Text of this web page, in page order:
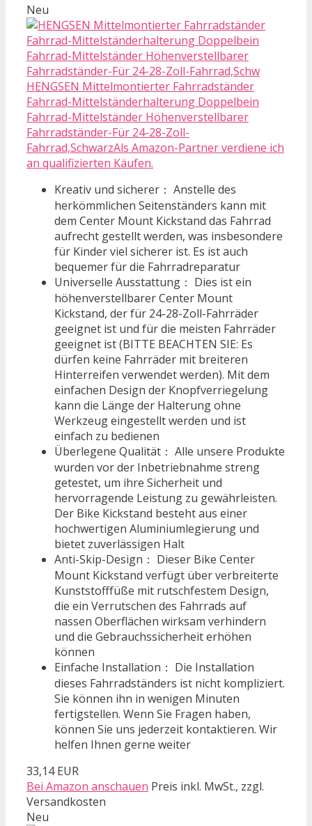
Neu
HENGSEN Mittelmontierter Fahrradständer
Fahrrad-Mittelständerhalterung Doppelbein
Fahrrad-Mittelständer Höhenverstellbarer
Fahrradständer-Für 24-28-Zoll-
Fahrrad,SchwarzAls Amazon-Partner verdiene ich
an qualifizierten Käufen.
Kreativ und sicherer： Anstelle des
herkömmlichen Seitenständers kann mit
dem Center Mount Kickstand das Fahrrad
aufrecht gestellt werden, was insbesondere
für Kinder viel sicherer ist. Es ist auch
bequemer für die Fahrradreparatur
Universelle Ausstattung： Dies ist ein
höhenverstellbarer Center Mount
Kickstand, der für 24-28-Zoll-Fahrräder
geeignet ist und für die meisten Fahrräder
geeignet ist (BITTE BEACHTEN SIE: Es
dürfen keine Fahrräder mit breiteren
Hinterreifen verwendet werden). Mit dem
einfachen Design der Knopfverriegelung
kann die Länge der Halterung ohne
Werkzeug eingestellt werden und ist
einfach zu bedienen
Überlegene Qualität： Alle unsere Produkte
wurden vor der Inbetriebnahme streng
getestet, um ihre Sicherheit und
hervorragende Leistung zu gewährleisten.
Der Bike Kickstand besteht aus einer
hochwertigen Aluminiumlegierung und
bietet zuverlässigen Halt
Anti-Skip-Design： Dieser Bike Center
Mount Kickstand verfügt über verbreiterte
Kunststofffüße mit rutschfestem Design,
die ein Verrutschen des Fahrrads auf
nassen Oberflächen wirksam verhindern
und die Gebrauchssicherheit erhöhen
können
Einfache Installation： Die Installation
dieses Fahrradständers ist nicht kompliziert.
Sie können ihn in wenigen Minuten
fertigstellen. Wenn Sie Fragen haben,
können Sie uns jederzeit kontaktieren. Wir
helfen Ihnen gerne weiter
33,14 EUR
Bei Amazon anschauen Preis inkl. MwSt., zzgl.
Versandkosten
Neu